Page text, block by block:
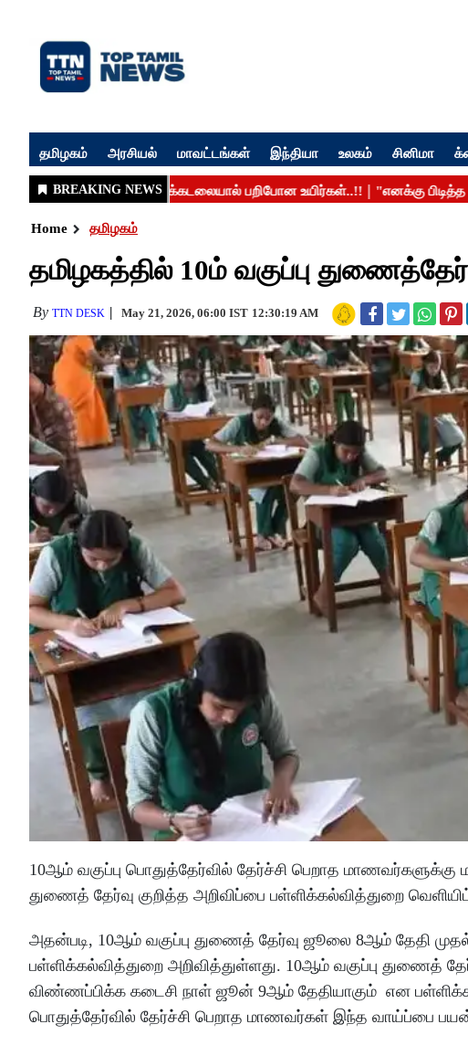
தமிழகம் அரசியல் மாவட்டங்கள் இந்தியா உலகம் சினிமா
Home தமிழகம்
தமிழகத்தில் 10ம் வகுப்பு
By TTN DESK May 21, 2026, 06:00 IST 12:30:19 AM
10ஆம் வகுப்பு பொதுத்தேர்வில் தேர்ச்சி பெறாத மாணவர்களுக்கு
துணைத் தேர்வு குறித்த அறிவிப்பை பள்ளிக்கல்வித்துறை
அதன்படி, 10ஆம் வகுப்பு துணைத் தேர்வு ஜூலை 8ஆம் தேதி
பள்ளிக்கல்வித்துறை அறிவித்துள்ளது. 10ஆம் வகுப்பு துணைத்
விண்ணப்பிக்க கடைசி நாள் ஜூன் 9ஆம் தேதியாகும் என
பொதுத்தேர்வில் தேர்ச்சி பெறாத மாணவர்கள் இந்த வாய்ப்பை